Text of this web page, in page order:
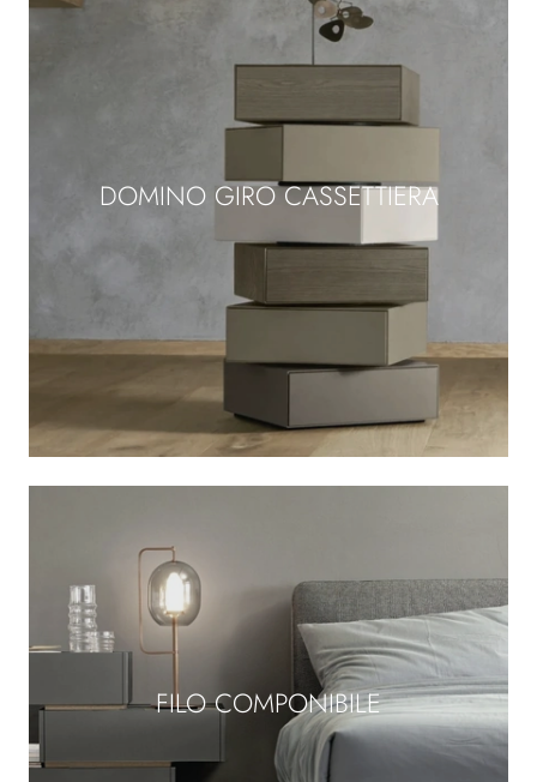
DOMINO GIRO CASSETTIERA
FILO COMPONIBILE